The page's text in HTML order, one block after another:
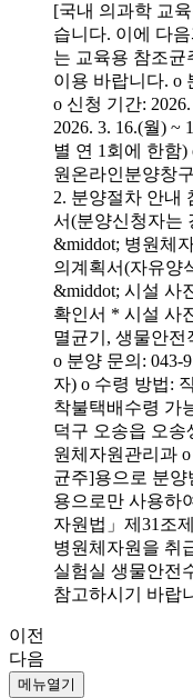
[국내 의과학 교
습니다. 이에 다
는 교육용 참조균
이용 바랍니다. o
o 신청 기간:
2026. 3. 16.(월) ~
별 연 1회에 한함
원온라인분양창
2. 분양절차 안내
서(분양신청자는
&middot; 병원체
의계획서(자유양
&middot; 시설 사
확인서 * 시설 사
멸균기, 생물안전
o 분양 문의: 043-
자) o 수령 방법:
착불택배수령 가
덕구 오송읍 오송
원체자원관리과
균주]용으로 분
용으로만 사용하
자원법」제31조
병원체자원을 취
실험실 생물안전
참고하시기 바랍
이전
다음
메뉴열기